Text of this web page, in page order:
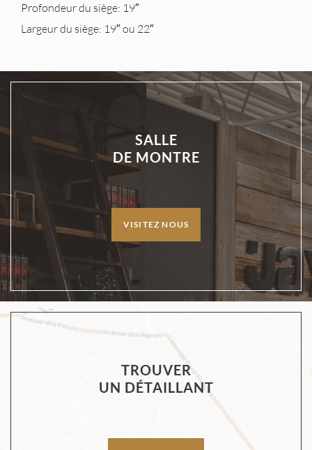
Profondeur du siège: 19″
Largeur du siège: 19″ ou 22″
SALLE
DE MONTRE
VISITEZ NOUS
TROUVER
UN DÉTAILLANT